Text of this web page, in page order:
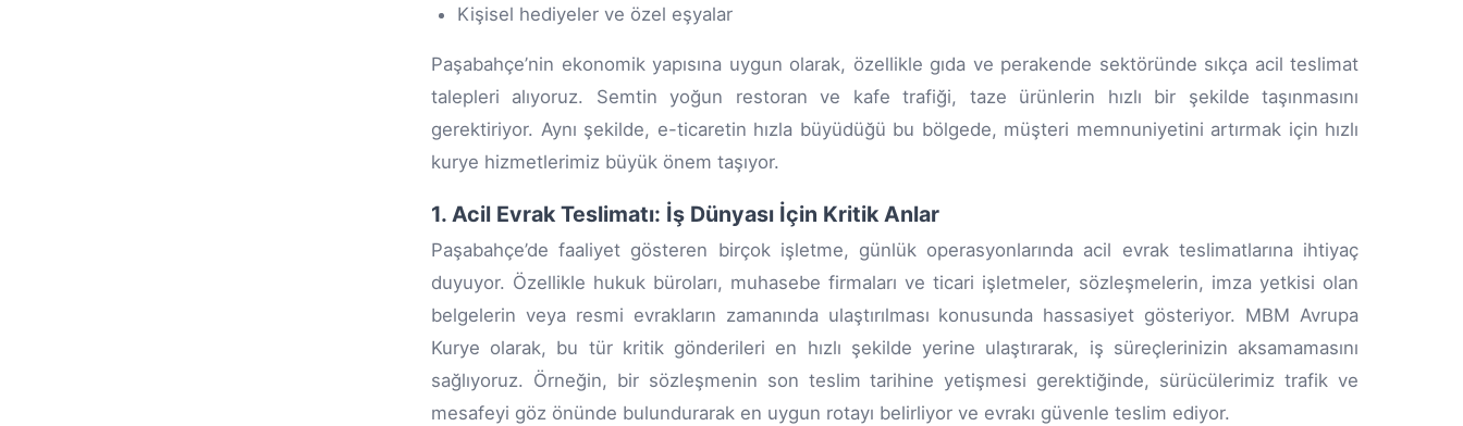
Kişisel hediyeler ve özel eşyalar
Paşabahçe’nin ekonomik yapısına uygun olarak, özellikle gıda ve perakende sektöründe sıkça acil teslimat
talepleri alıyoruz. Semtin yoğun restoran ve kafe trafiği, taze ürünlerin hızlı bir şekilde taşınmasını
gerektiriyor. Aynı şekilde, e-ticaretin hızla büyüdüğü bu bölgede, müşteri memnuniyetini artırmak için hızlı
kurye hizmetlerimiz büyük önem taşıyor.
1. Acil Evrak Teslimatı: İş Dünyası İçin Kritik Anlar
Paşabahçe’de faaliyet gösteren birçok işletme, günlük operasyonlarında acil evrak teslimatlarına ihtiyaç
duyuyor. Özellikle hukuk büroları, muhasebe firmaları ve ticari işletmeler, sözleşmelerin, imza yetkisi olan
belgelerin veya resmi evrakların zamanında ulaştırılması konusunda hassasiyet gösteriyor. MBM Avrupa
Kurye olarak, bu tür kritik gönderileri en hızlı şekilde yerine ulaştırarak, iş süreçlerinizin aksamamasını
sağlıyoruz. Örneğin, bir sözleşmenin son teslim tarihine yetişmesi gerektiğinde, sürücülerimiz trafik ve
mesafeyi göz önünde bulundurarak en uygun rotayı belirliyor ve evrakı güvenle teslim ediyor.